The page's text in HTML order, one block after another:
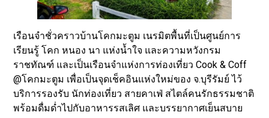
เรือนจำชั่วคราวบ้านโคกมะตูม เนรมิตพื้นที่เป็นศูนย์การ
เรียนรู้ โคก หนอง นา แห่งน้ำใจ และความหวังกรม
ราชทัณฑ์ และเป็นเรือนจำแห่งการท่องเที่ยว Cook & Coff
@โคกมะตูม เพื่อเป็นจุดเช็คอินแห่งใหม่ของ จ.บุรีรัมย์ ไว้
บริการรองรับ นักท่องเที่ยว สายคาเฟ่ สไตล์คนรักธรรมชาติ
พร้อมดื่มด่ำไปกับอาหารรสเลิศ และบรรยากาศเย็นสบาย